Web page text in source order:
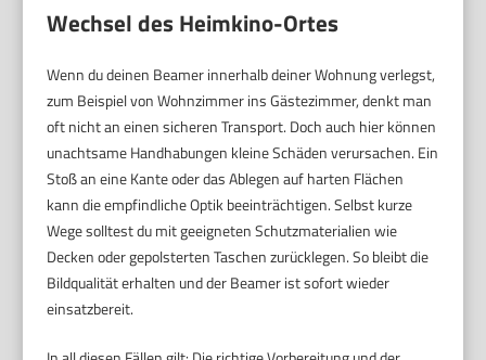
Wechsel des Heimkino-Ortes
Wenn du deinen Beamer innerhalb deiner Wohnung verlegst,
zum Beispiel von Wohnzimmer ins Gästezimmer, denkt man
oft nicht an einen sicheren Transport. Doch auch hier können
unachtsame Handhabungen kleine Schäden verursachen. Ein
Stoß an eine Kante oder das Ablegen auf harten Flächen
kann die empfindliche Optik beeinträchtigen. Selbst kurze
Wege solltest du mit geeigneten Schutzmaterialien wie
Decken oder gepolsterten Taschen zurücklegen. So bleibt die
Bildqualität erhalten und der Beamer ist sofort wieder
einsatzbereit.